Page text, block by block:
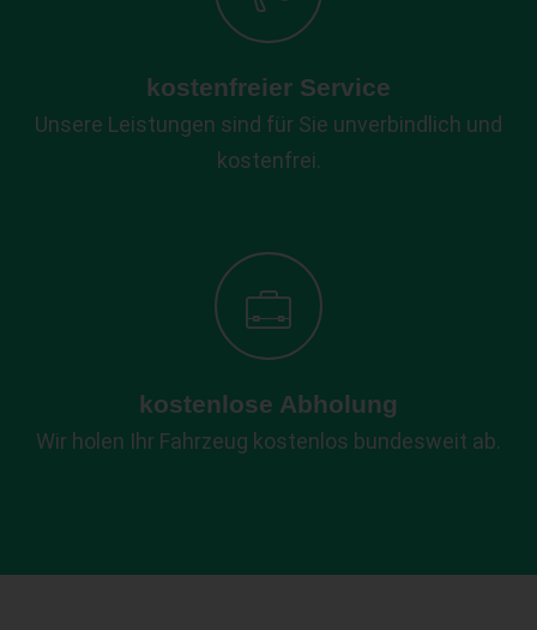
kostenfreier Service
Unsere Leistungen sind für Sie unverbindlich und
kostenfrei.
kostenlose Abholung
Wir holen Ihr Fahrzeug kostenlos bundesweit ab.